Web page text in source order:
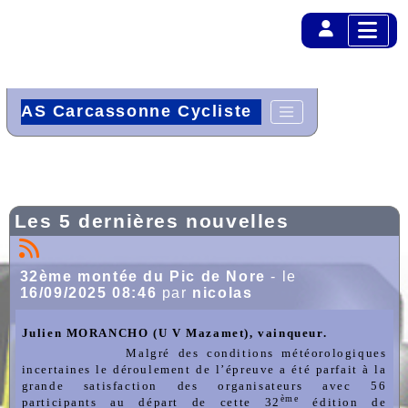
AS Carcassonne Cycliste
Les 5 dernières nouvelles
32ème montée du Pic de Nore - le
16/09/2025 08:46 par nicolas
Julien MORANCHO (U V Mazamet), vainqueur.
Malgré des conditions météorologiques
incertaines le déroulement de l’épreuve a été parfait à la
grande satisfaction des organisateurs avec 56
participants au départ de cette 32 ème
édition de